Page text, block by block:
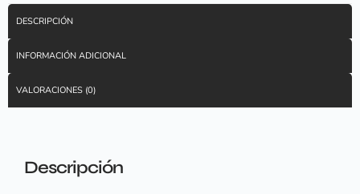
DESCRIPCIÓN
INFORMACIÓN ADICIONAL
VALORACIONES (0)
Descripción